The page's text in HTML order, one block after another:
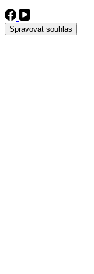
Spravovat souhlas